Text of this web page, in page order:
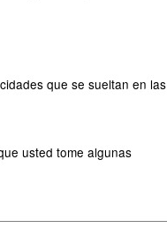
que se sueltan en las
usted tome algunas